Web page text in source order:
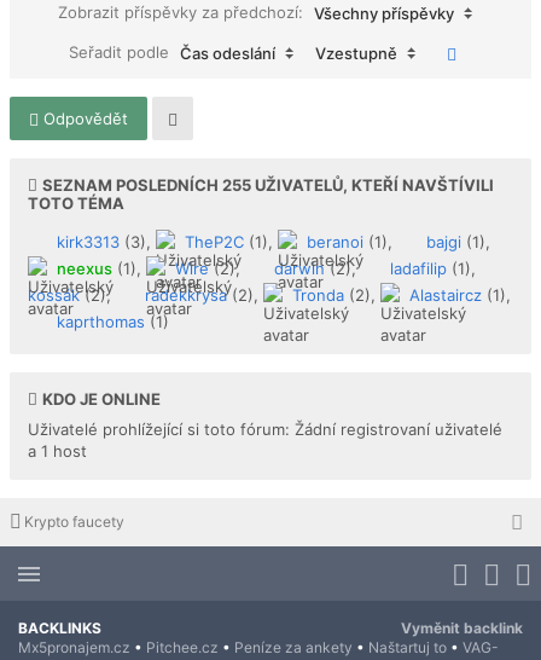
Zobrazit příspěvky za předchozí:
Všechny příspěvky
Seřadit podle
Čas odeslání Vzestupně
Odpovědět
SEZNAM POSLEDNÍCH 255UŽIVATELŮ, KTEŘÍ NAVŠTÍVILI
TOTO TÉMA
kirk3313 (3), TheP2C (1), beranoi (1), bajgi (1),
neexus (1), Wire(2), darwin(2), ladafilip (1),
kossák(2), radekkrysa(2), Tronda (2), Alastaircz (1),
kaprthomas (1)
KDO JE ONLINE
Uživatelé prohlížející si toto fórum: Žádní registrovaní uživatelé
a 1 host
Krypto faucety
BACKLINKS
Vyměnit backlink
Mx5pronajem.cz • Pitchee.cz • Peníze za ankety • Naštartuj to • VAG-